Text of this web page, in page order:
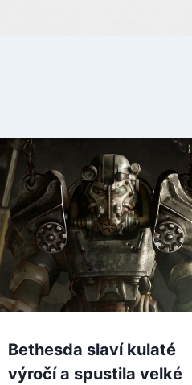
Bethesda slaví kulaté
výročí a spustila velké